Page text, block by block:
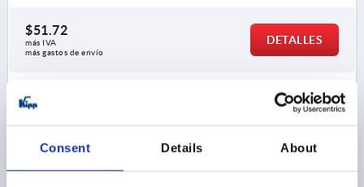
Consent Details About
$51.72
más IVA
más gastos de envío
DETALLES
K1062